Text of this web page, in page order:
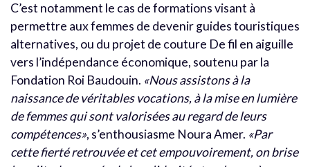
C’est notamment le cas de formations visant à
permettre aux femmes de devenir guides touristiques
alternatives, ou du projet de couture De fil en aiguille
vers l’indépendance économique, soutenu par la
Fondation Roi Baudouin. «Nous assistons à la
naissance de véritables vocations, à la mise en lumière
de femmes qui sont valorisées au regard de leurs
compétences», s’enthousiasme Noura Amer. «Par
cette fierté retrouvée et cet empouvoirement, on brise